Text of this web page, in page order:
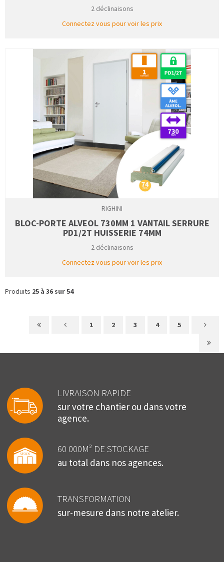
2 déclinaisons
Connectez vous pour voir les prix
RIGHINI
BLOC-PORTE ALVEOL 730MM 1 VANTAIL SERRURE
PD1/2T HUISSERIE 74MM
2 déclinaisons
Connectez vous pour voir les prix
Produits 25 à 36 sur 54
1 2 3 4 5
LIVRAISON RAPIDE
sur votre chantier ou dans votre
agence.
60 000M² DE STOCKAGE
au total dans nos agences.
TRANSFORMATION
sur-mesure dans notre atelier.